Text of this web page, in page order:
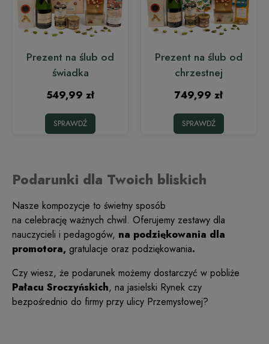
Prezent na ślub od
świadka
549,99 zł
SPRAWDŹ
Prezent na ślub od
chrzestnej
749,99 zł
SPRAWDŹ
Podarunki dla Twoich bliskich
Nasze kompozycje to świetny sposób
na celebrację ważnych chwil. Oferujemy zestawy dla
nauczycieli i pedagogów, na podziękowania dla
promotora, gratulacje oraz podziękowania.
Czy wiesz, że podarunek możemy dostarczyć w pobliże
Pałacu Sroczyńskich, na jasielski Rynek czy
bezpośrednio do firmy przy ulicy Przemysłowej?